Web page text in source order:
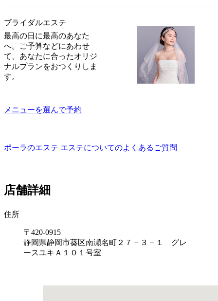
ブライダルエステ
最高の日に最高のあなた
へ。ご予算などにあわせ
て、あなたに合ったオリジ
ナルプランをおつくりしま
す。
メニューを選んで予約
ポーラのエステ エステについてのよくあるご質問
店舗詳細
住所
〒420-0915
静岡県静岡市葵区南瀬名町２７－３－１ グレ
ースユキＡ１０１号室